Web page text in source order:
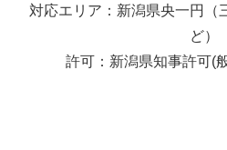
対応エリア：新潟県央一円（
ど）
許可：新潟県知事許可(